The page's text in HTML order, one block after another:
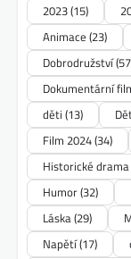
2023(15)
Animace (23)
Dobrodružství
Dokumentární
děti (13)
Film 2024(34)
Historické drama
Humor(32)
Láska(29)
Napětí(17)